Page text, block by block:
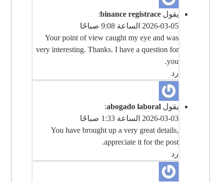
يقول binance registrace
:
2026-03-05 الساعة 9:08 صباحًا
Your point of view caught my eye and was
very interesting. Thanks. I have a question for
you.
رد
يقول abogado laboral
:
2026-03-03 الساعة 1:33 صباحًا
You have brought up a very great details,
appreciate it for the post.
رد